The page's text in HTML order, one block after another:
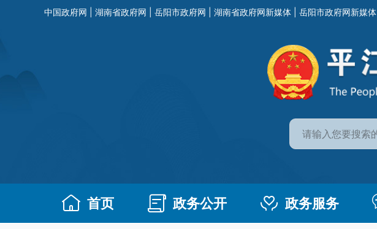
中国政府网 湖南省政府网 岳阳市政府网 湖南省政府网新媒体 岳阳市政府网新媒体
首页 政务公开 政务服务